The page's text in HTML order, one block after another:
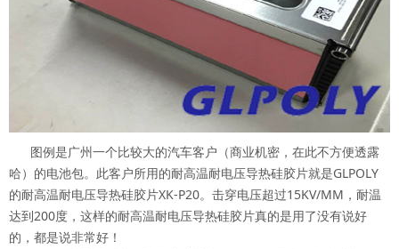
图例是广州一个比较大的汽车客户（商业机密，在此不方便透露
哈）的电池包。此客户所用的耐高温耐电压导热硅胶片就是GLPOLY
的耐高温耐电压导热硅胶片XK-P20。击穿电压超过15KV/MM，耐温
达到200度，这样的耐高温耐电压导热硅胶片真的是用了没有说好
的，都是说非常好！